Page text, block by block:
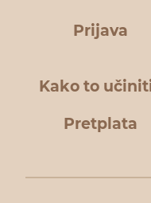
Prijava
Kako to
Pretplata